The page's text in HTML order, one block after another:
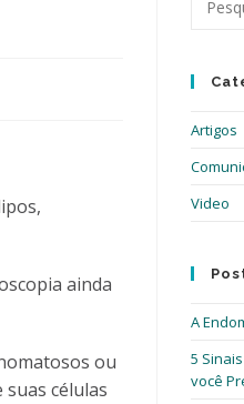
ainda
ou
células
Artigos
Video
A
5
você